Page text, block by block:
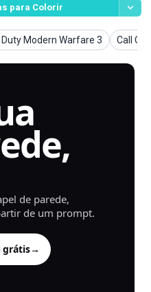
para Colorir
Duty Modern Warfare 3
Parede Call Of
Papéis
de parede,
de um prompt.
grátis→